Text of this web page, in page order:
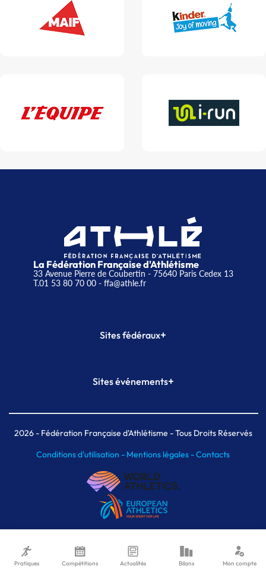
La Fédération Française d'Athlétisme
33 Avenue Pierre de Coubertin - 75640 Paris Cedex 13
T.01 53 80 70 00- ffa@athle.fr
Sites fédéraux+
Plateforme Formation
Sites événements+
Meeting de Paris indoor
MAIF Ekiden de Paris
2026- Fédération Française d'Athlétisme - Tous Droits Réservés
Conditions d'utilisation - Mentions légales -Contacts
Pratiques Compétitions Actualités Bilans Mon compte